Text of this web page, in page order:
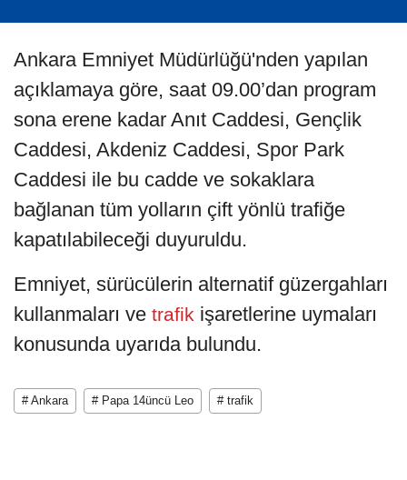
Ankara Emniyet Müdürlüğü'nden yapılan
açıklamaya göre, saat 09.00’dan program
sona erene kadar Anıt Caddesi, Gençlik
Caddesi, Akdeniz Caddesi, Spor Park
Caddesi ile bu cadde ve sokaklara
bağlanan tüm yolların çift yönlü trafiğe
kapatılabileceği duyuruldu.
Emniyet, sürücülerin alternatif güzergahları
kullanmaları ve trafik işaretlerine uymaları
konusunda uyarıda bulundu.
# Ankara # Papa 14üncü Leo # trafik